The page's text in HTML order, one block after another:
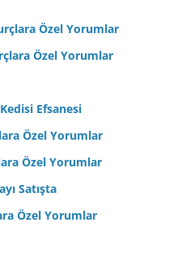
Özel Yorumlar
Özel Yorumlar
Efsanesi
Özel Yorumlar
Özel Yorumlar
Satışta
Özel Yorumlar